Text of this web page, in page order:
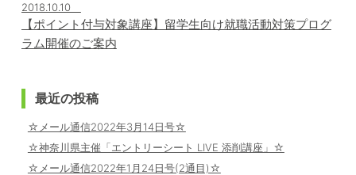
2018.10.10
【ポイント付与対象講座】留学生向け就職活動対策プログ
ラム開催のご案内
最近の投稿
☆メール通信2022年3月14日号☆
☆神奈川県主催「エントリーシート LIVE 添削講座」☆
☆メール通信2022年1月24日号(2通目)☆